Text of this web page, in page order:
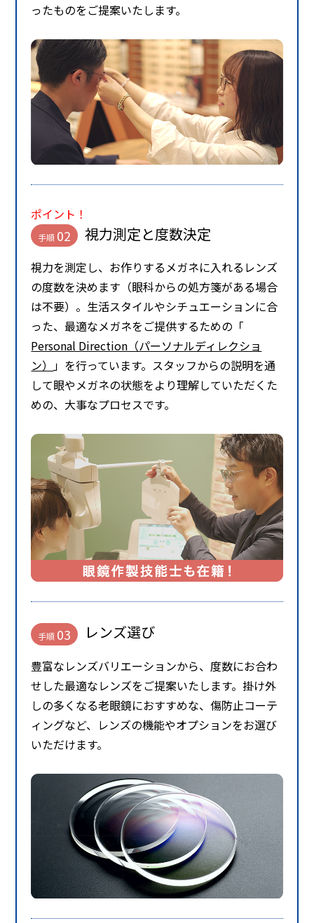
ったものをご提案いたします。
ポイント！
手順 02 視力測定と度数決定
視力を測定し、お作りするメガネに入れるレンズ
の度数を決めます（眼科からの処方箋がある場合
は不要）。⽣活スタイルやシチュエーションに合
った、最適なメガネをご提供するための「
Personal Direction（パーソナルディレクショ
ン）」を行っています。スタッフからの説明を通
して眼やメガネの状態をより理解していただくた
めの、大事なプロセスです。
手順 03 レンズ選び
豊富なレンズバリエーションから、度数にお合わ
せした最適なレンズをご提案いたします。掛け外
しの多くなる老眼鏡におすすめな、傷防止コーテ
ィングなど、レンズの機能やオプションをお選び
いただけます。